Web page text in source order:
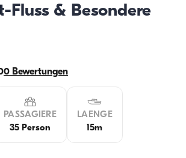
Fluss & Besondere
0 Bewertungen
PASSAGIERE
35 Person
LAENGE
15m